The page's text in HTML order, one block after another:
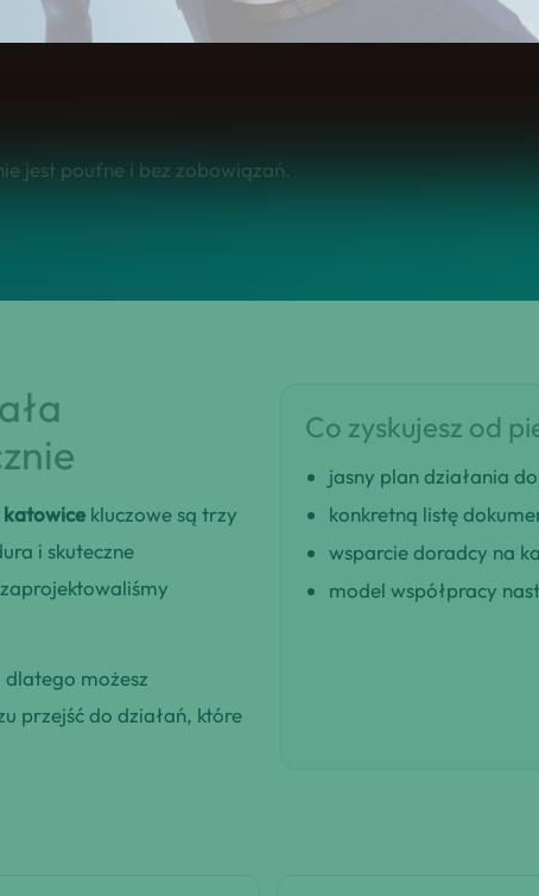
jest poufne i bez zobowiązań.
katowicekluczowe są trzy
i skuteczne
dlatego możesz
przejść do działań, które
Co zyskujesz od
jasny plan działania
konkretną listę
wsparcie doradcy na
model współpracy